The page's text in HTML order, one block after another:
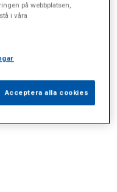
Sophianytt (0)
på webbplatsen,
i våra
Acceptera alla cookies